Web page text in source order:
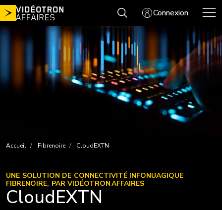
Aller
au
contenu
Connexion
Accueil Fibrenoire CloudEXTN
UNE SOLUTION DE CONNECTIVITÉ INFONUAGIQUE
FIBRENOIRE, PAR VIDÉOTRON AFFAIRES
CloudEXTN